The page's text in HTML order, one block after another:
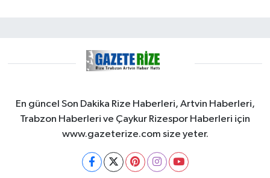
En güncel Son Dakika Rize Haberleri, Artvin Haberleri,
Trabzon Haberleri ve Çaykur Rizespor Haberleri için
www.gazeterize.com size yeter.